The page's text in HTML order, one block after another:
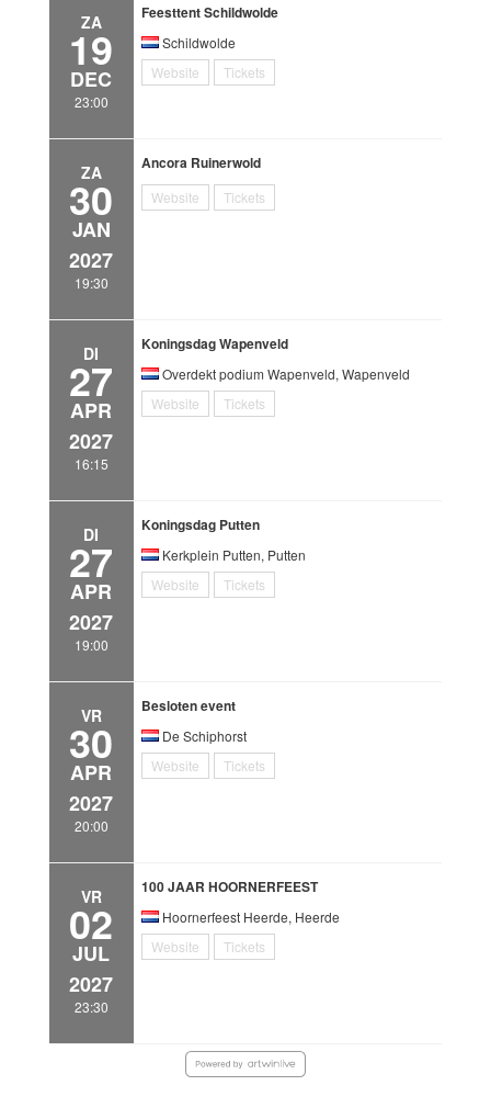
ZA
19
DEC
23:00
Feesttent Schildwolde
Schildwolde
Website
Tickets
ZA
30
JAN
2027
19:30
Ancora Ruinerwold
Website Tickets
DI
27
APR
2027
16:15
Koningsdag Wapenveld
Overdekt podium Wapenveld, Wapenveld
Website
Tickets
DI
27
APR
2027
19:00
Koningsdag Putten
Kerkplein Putten, Putten
Website
Tickets
VR
30
APR
2027
20:00
Besloten event
De Schiphorst
Website
Tickets
VR
02
JUL
2027
23:30
100 JAAR HOORNERFEEST
Hoornerfeest Heerde, Heerde
Website
Tickets